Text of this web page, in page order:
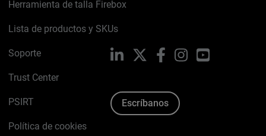
Herramienta de talla Firebox
Lista de productos y SKUs
Soporte
Trust Center
PSIRT
Política de cookies
LinkedIn FacebookInstagramYouTube
Escríbanos